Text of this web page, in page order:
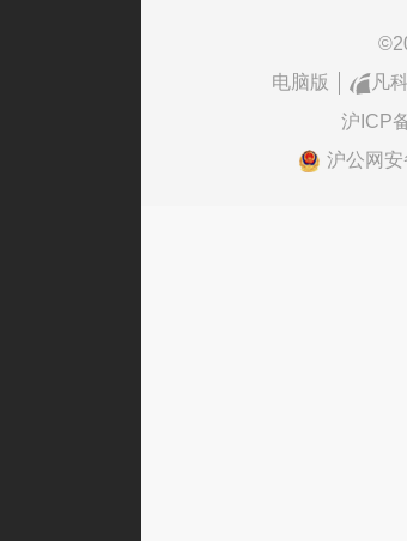
©
电脑版
凡
沪ICP
沪公网